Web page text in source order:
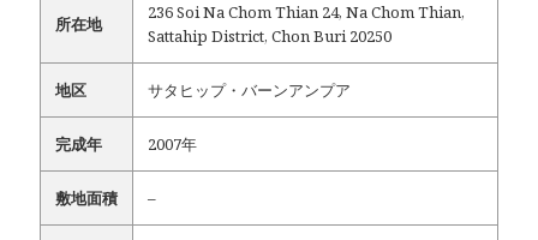
所在地
236 Soi Na Chom Thian 24, Na Chom Thian,
Sattahip District, Chon Buri 20250
地区 サタヒップ・バーンアンプア
完成年 2007年
敷地面積 –